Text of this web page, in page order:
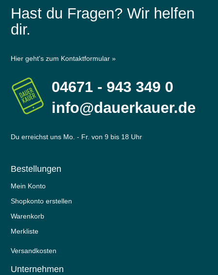
Hast du Fragen? Wir helfen
dir.
Hier geht's zum Kontaktformular »
04671 - 943 349 0
info@dauerkauer.de
Du erreichst uns Mo. - Fr. von 9 bis 18 Uhr
Bestellungen
Mein Konto
Shopkonto erstellen
Warenkorb
Merkliste
Versandkosten
Unternehmen